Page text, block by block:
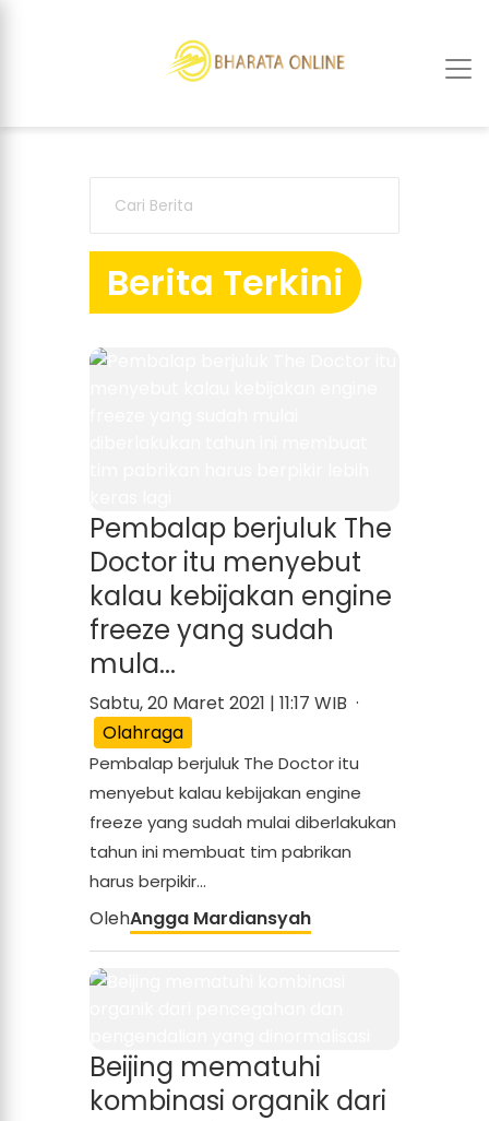
Berita Terkini
Pembalap berjuluk The
Doctor itu menyebut
kalau kebijakan engine
freeze yang sudah
mula...
Sabtu, 20 Maret 2021 | 11:17 WIB ·
Olahraga
Pembalap berjuluk The Doctor itu
menyebut kalau kebijakan engine
freeze yang sudah mulai diberlakukan
tahun ini membuat tim pabrikan
harus berpikir...
OlehAngga Mardiansyah
Beijing mematuhi
kombinasi organik dari